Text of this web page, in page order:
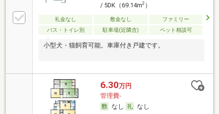
/ 5DK（69.14m2）
礼金なし 敷金なし
ファミリー
バス・トイレ別
駐車場(近隣含) ペット相談可
小型犬・猫飼育可能。車庫付き戸建です。
6.30万円
管理費-
なし
なし